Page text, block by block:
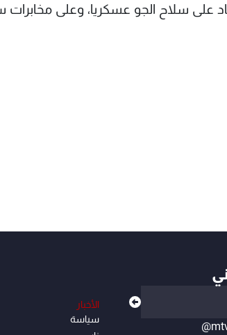
على سلاح الجو عسكريا، وعلى مخابرات
الأخبار
سياسة